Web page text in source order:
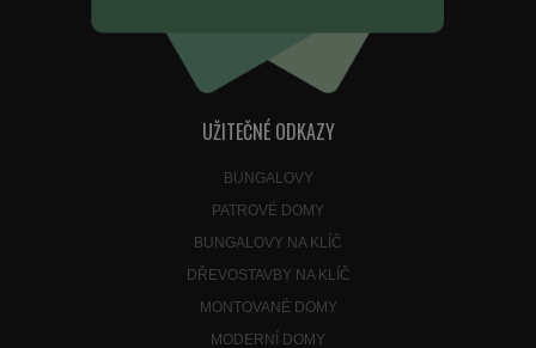
UŽITEČNÉ ODKAZY
BUNGALOVY
PATROVÉ DOMY
BUNGALOVY NA KLÍČ
DŘEVOSTAVBY NA KLÍČ
MONTOVANÉ DOMY
MODERNÍ DOMY